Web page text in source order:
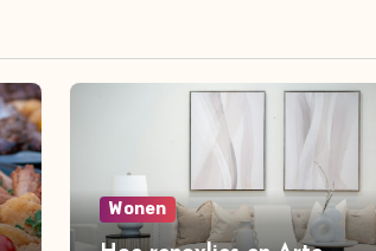
Wonen